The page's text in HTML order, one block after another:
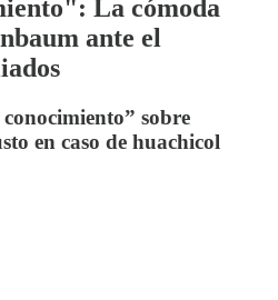
La cómoda
ante el
sobre
en caso de huachicol